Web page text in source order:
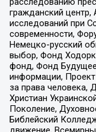
гражданский центр,
исследований при
современности,
Немецко-русский
выбор, Фонд
фонд, Фонд
информации,
за права человека,
Христиан
Поколение,
Библейский